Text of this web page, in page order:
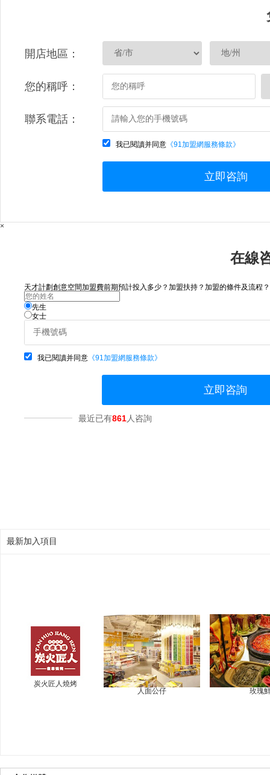
開店地區：
您的稱呼：
聯系電話：
我已閱讀并同意 《91加盟網服務條款》
立即咨詢
×
在線
天才計劃創意空間加盟費前期預計投入多少？加盟扶持？加盟的條件及流程
先生
女士
我已閱讀并同意 《91加盟網服務條款》
立即咨詢
最近已有861人咨詢
最新加入項目
炭火匠人燒烤
人面公仔
玫瑰